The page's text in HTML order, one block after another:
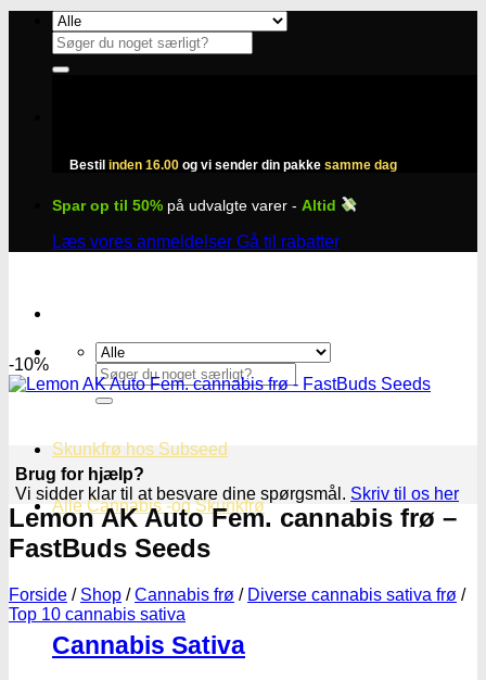
Fortsæt
indhold
Søg
efter:
Bestil inden 16.00 og vi sender din pakke samme dag
Spar op til 50% på udvalgte varer - Altid
Læs vores anmeldelser Gå til rabatter
Søg
efter:
Skunkfrø hos Subseed
Alle Cannabis -og Skunkfrø
Cannabis Sativa
-10%
Brug for hjælp?
Vi sidder klar til at besvare dine spørgsmål. Skriv til os her
Lemon AK Auto Fem. cannabis frø –
FastBuds Seeds
Forside / Shop / Cannabis frø / Diverse cannabis sativa frø /
Top 10 cannabis sativa